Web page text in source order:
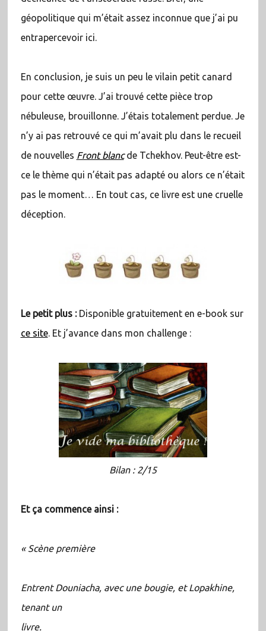
géopolitique qui m’était assez inconnue que j’ai pu
entrapercevoir ici.
En conclusion, je suis un peu le vilain petit canard
pour cette œuvre. J’ai trouvé cette pièce trop
nébuleuse, brouillonne. J’étais totalement perdue. Je
n’y ai pas retrouvé ce qui m’avait plu dans le recueil
de nouvelles Front blancde Tchekhov. Peut-être est-
ce le thème qui n’était pas adapté ou alors ce n’était
pas le moment… En tout cas, ce livre est une cruelle
déception.
Le petit plus :Disponible gratuitement en e-book sur
ce site. Et j’avance dans mon challenge :
Bilan : 2/15
Et ça commence ainsi :
« Scène première
Entrent Douniacha, avec une bougie, et Lopakhine,
tenant un
livre.